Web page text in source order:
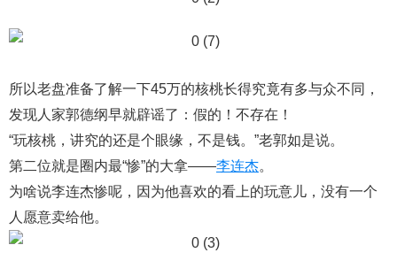
所以老盘准备了解一下45万的核桃长得究竟有多与众不同，
发现人家郭德纲早就辟谣了：假的！不存在！
“玩核桃，讲究的还是个眼缘，不是钱。”老郭如是说。
第二位就是圈内最“惨”的大拿——李连杰。
为啥说李连杰惨呢，因为他喜欢的看上的玩意儿，没有一个
人愿意卖给他。